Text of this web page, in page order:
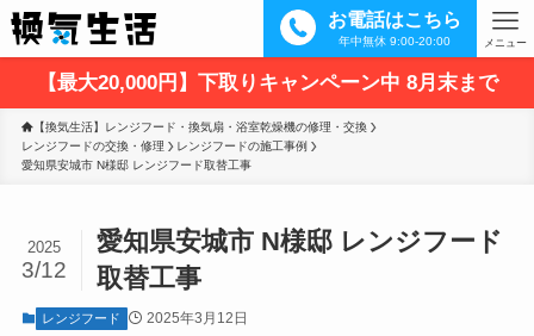
お電話はこちら
年中無休 9:00-20:00 メニュー
【最大20,000円】下取りキャンペーン中 8月末まで
【換気生活】レンジフード・換気扇・浴室乾燥機の修理・交換
レンジフードの交換・修理
レンジフードの施工事例
愛知県安城市 N様邸 レンジフード取替工事
愛知県安城市 N様邸 レンジフード
取替工事
2025
3/12
レンジフード 2025年3月12日